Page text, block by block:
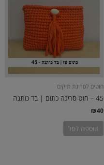
חוטים לסריגת תיקים
45 – חוט סריגה כתום | בד כותנה
₪40
הוספה לסל